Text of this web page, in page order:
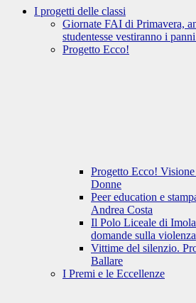
I progetti delle classi
Giornate FAI di Primavera,
studentesse vestiranno i
Progetto Ecco!
Progetto Ecco!
Donne
Peer education e
Andrea Costa
Il Polo Liceale di
domande sulla violenza
Vittime del silenzio.
Ballare
I Premi e le Eccellenze